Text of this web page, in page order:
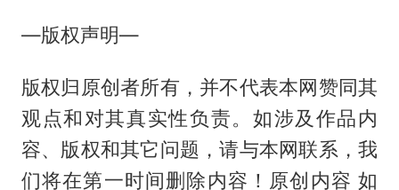
—版权声明—
版权归原创者所有，并不代表本网赞同其
观点和对其真实性负责。如涉及作品内
容、版权和其它问题，请与本网联系，我
们将在第一时间删除内容！原创内容 如